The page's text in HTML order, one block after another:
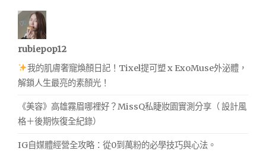
rubiepop12
我的肌膚奢寵煥顏日記！Tixel提可塑 x ExoMuse外泌體，
解鎖人生最亮的素顏光！
《美容》高雄霧眉哪裡好？MissQ私睫妝園實測分享（ 設計風
格＋後期恢復全紀錄）
IG自媒體經營全攻略：從0到萬粉的必學技巧與心法。